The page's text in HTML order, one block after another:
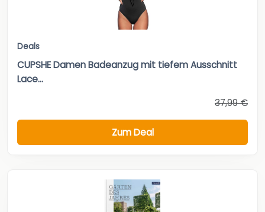
Deals
CUPSHE Damen Badeanzug mit tiefem Ausschnitt
Lace...
37,99 €
Zum Deal